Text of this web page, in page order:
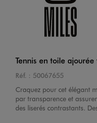
Image 6 sur 6
Tennis en toile
Réf. : 50067655
Craquez pour cet élégant
par transparence et
des liserés contrastants.